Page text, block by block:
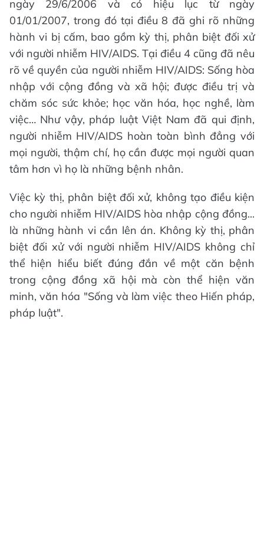
ngày 29/6/2006 và có hiệu lục từ ngày
01/01/2007, trong đó tại điều 8 đã ghi rõ những
hành vi bị cấm, bao gồm kỳ thị, phân biệt đối xử
với người nhiễm HIV/AIDS. Tại điều 4 cũng đã nêu
rõ về quyền của người nhiễm HIV/AIDS: Sống hòa
nhập với cộng đồng và xã hội; được điều trị và
chăm sóc sức khỏe; học văn hóa, học nghề, làm
việc… Như vậy, pháp luật Việt Nam đã qui định,
người nhiễm HIV/AIDS hoàn toàn bình đẳng với
mọi người, thậm chí, họ cần được mọi người quan
tâm hơn vì họ là những bệnh nhân.
Việc kỳ thị, phân biệt đối xử, không tạo điều kiện
cho người nhiễm HIV/AIDS hòa nhập cộng đồng...
là những hành vi cần lên án. Không kỳ thị, phân
biệt đối xử với người nhiễm HIV/AIDS không chỉ
thể hiện hiểu biết đúng đắn về một căn bệnh
trong cộng đồng xã hội mà còn thể hiện văn
minh, văn hóa "Sống và làm việc theo Hiến pháp,
pháp luật".